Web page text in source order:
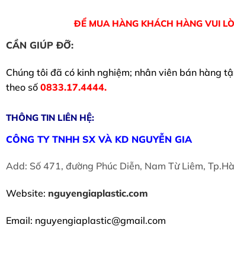
ĐỂ MUA HÀNG KHÁCH HÀNG VUI
CẦN GIÚP ĐỠ:
Chúng tôi đã có kinh nghiệm; nhân viên bán hàng
theo số 0833.17.4444.
THÔNG TIN LIÊN HỆ:
CÔNG TY TNHH SX VÀ KD NGUYỄN GIA
Add: Số 471, đường Phúc Diễn, Nam Từ Liêm,
Website: nguyengiaplastic.com
Email: nguyengiaplastic@gmail.com